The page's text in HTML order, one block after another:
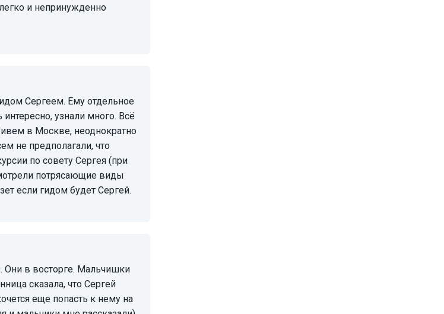
и непринужденно
узнали много. Всё
в Москве, неоднократно
не предполагали, что
по совету Сергея (при
потрясающие виды
если гидом будет Сергей.
сказала, что Сергей
еще попасть к нему на